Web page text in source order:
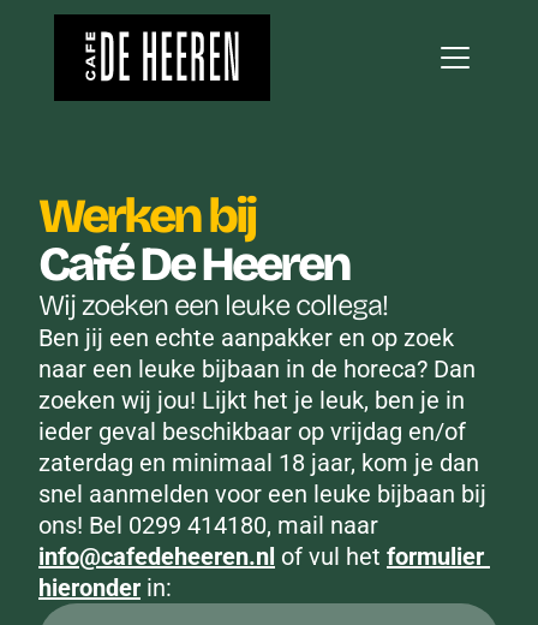
Werken bij
Café De Heeren
Wij zoeken een leuke collega!
Ben jij een echte aanpakker en op zoek
naar een leuke bijbaan in de horeca? Dan
zoeken wij jou! Lijkt het je leuk, ben je in
ieder geval beschikbaar op vrijdag en/of
zaterdag en minimaal 18 jaar, kom je dan
snel aanmelden voor een leuke bijbaan bij
info@cafedeheeren.nl of vul het formulier
hieronder in: